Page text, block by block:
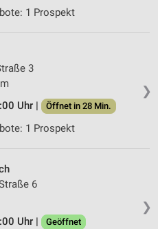
1 Prospekt
❯
3
Uhr |
Öffnet in 28 Min.
1 Prospekt
❯
6
Uhr |
Geöffnet
Inhalten